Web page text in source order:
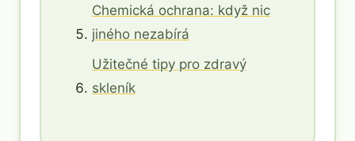
Chemická ochrana: když nic
jiného nezabírá
Užitečné tipy pro zdravý
skleník